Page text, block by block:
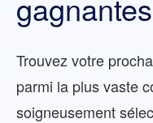
gagnantes
Trouvez votre
parmi la plus vaste
soigneusement